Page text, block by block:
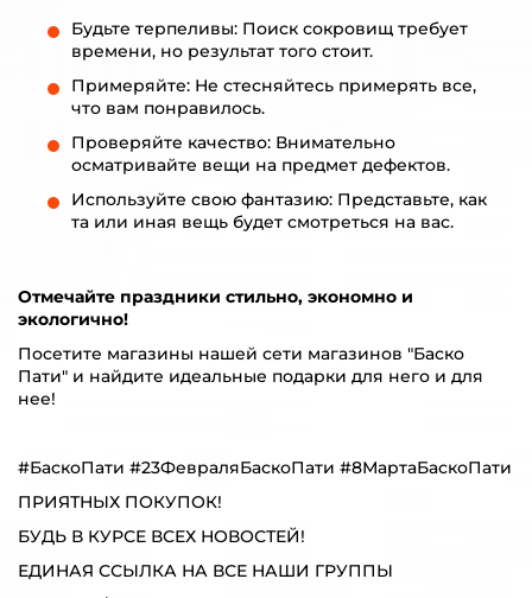
Будьте терпеливы: Поиск сокровищ требует
времени, но результат того стоит.
Примеряйте: Не стесняйтесь примерять все,
что вам понравилось.
Проверяйте качество: Внимательно
осматривайте вещи на предмет дефектов.
Используйте свою фантазию: Представьте, как
та или иная вещь будет смотреться на вас.
Отмечайте праздники стильно, экономно и
экологично!
Посетите магазины нашей сети магазинов "Баско
Пати" и найдите идеальные подарки для него и для
нее!
#БаскоПати #23ФевраляБаскоПати #8МартаБаскоПати
ПРИЯТНЫХ ПОКУПОК!
БУДЬ В КУРСЕ ВСЕХ НОВОСТЕЙ!
ЕДИНАЯ ССЫЛКА НА ВСЕ НАШИ ГРУППЫ